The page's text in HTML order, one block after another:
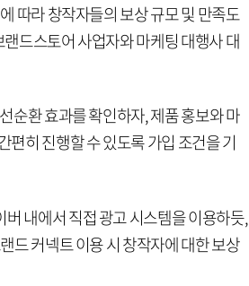
따라 창작자들의 보상 규모 및 만족도
드스토어 사업자와 마케팅 대행사 대
순환 효과를 확인하자, 제품 홍보와 마
편히 진행할 수 있도록 가입 조건을 기
내에서 직접 광고 시스템을 이용하듯,
드 커넥트 이용 시 창작자에 대한 보상